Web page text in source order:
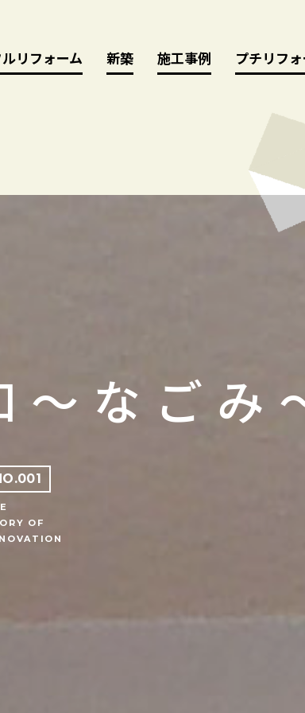
ルリフォーム
ルリフォーム 新築
新築 施工事例
施工事例 プチリフ
プチリフ
～なごみ
OF